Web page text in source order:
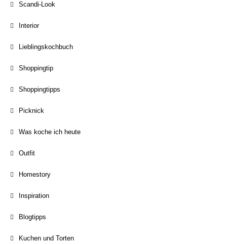
Scandi-Look
Interior
Lieblingskochbuch
Shoppingtip
Shoppingtipps
Picknick
Was koche ich heute
Outfit
Homestory
Inspiration
Blogtipps
Kuchen und Torten